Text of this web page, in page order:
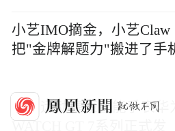
小艺IMO摘金，小艺Claw
把"金牌解题力"搬进了手
大众运动健康智能手表华